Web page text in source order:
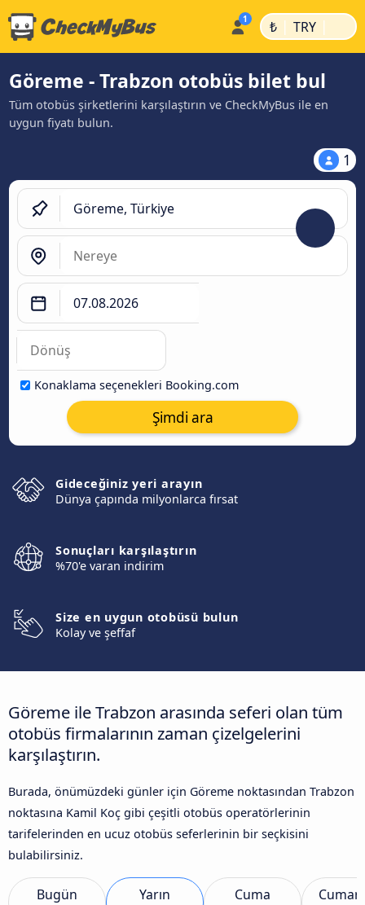
₺ | TRY |
Göreme - Trabzon otobüs bilet bul
Tüm otobüs şirketlerini karşılaştırın ve CheckMyBus ile en
uygun fiyatı bulun.
1
Konaklama seçenekleri Booking.com
Şimdi ara
Gideceğiniz yeri arayın
Dünya çapında milyonlarca fırsat
Sonuçları karşılaştırın
%70'e varan indirim
Size en uygun otobüsü bulun
Kolay ve şeffaf
Göreme ile Trabzon arasında seferi olan tüm
otobüs firmalarının zaman çizelgelerini
karşılaştırın.
Burada, önümüzdeki günler için Göreme noktasından Trabzon
noktasına Kamil Koç gibi çeşitli otobüs operatörlerinin
tarifelerinden en ucuz otobüs seferlerinin bir seçkisini
bulabilirsiniz.
Bugün Yarın Cuma